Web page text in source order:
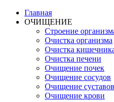
Главная
ОЧИЩЕНИЕ
Строение
Очистка организма
Очистка
Очистка печени
Очищение почек
Очищение сосудов
Очищение суставов
Очищение крови